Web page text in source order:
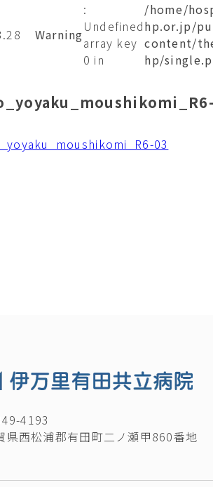
Warning
:
Undefined
array key
0 in
/home/
hp.or.jp/
content/
hp/
03
4193
県西松浦郡有田町二ノ瀬甲860番地